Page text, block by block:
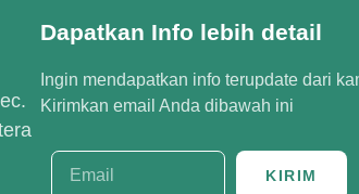
Dapatkan Info lebih detail
Ingin mendapatkan info terupdate dari
Kirimkan email Anda dibawah ini
KIRIM